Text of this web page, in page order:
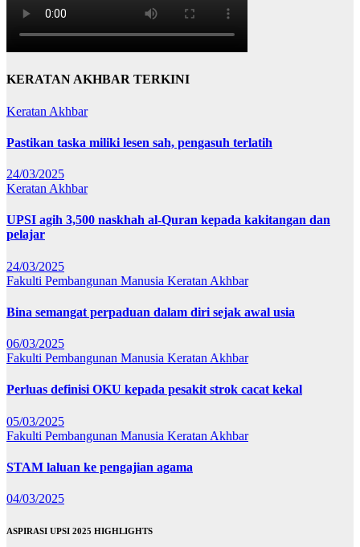
KERATAN AKHBAR TERKINI
Keratan Akhbar
Pastikan taska miliki lesen sah, pengasuh terlatih
24/03/2025
Keratan Akhbar
UPSI agih 3,500 naskhah al-Quran kepada kakitangan dan
pelajar
24/03/2025
Fakulti Pembangunan Manusia Keratan Akhbar
Bina semangat perpaduan dalam diri sejak awal usia
06/03/2025
Fakulti Pembangunan Manusia Keratan Akhbar
Perluas definisi OKU kepada pesakit strok cacat kekal
05/03/2025
Fakulti Pembangunan Manusia Keratan Akhbar
STAM laluan ke pengajian agama
04/03/2025
ASPIRASI UPSI 2025 HIGHLIGHTS